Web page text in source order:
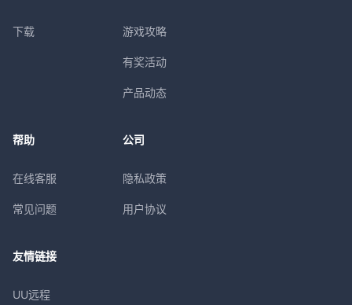
下载 游戏攻略
有奖活动
产品动态
帮助
在线客服
常见问题
公司
隐私政策
用户协议
友情链接
UU远程